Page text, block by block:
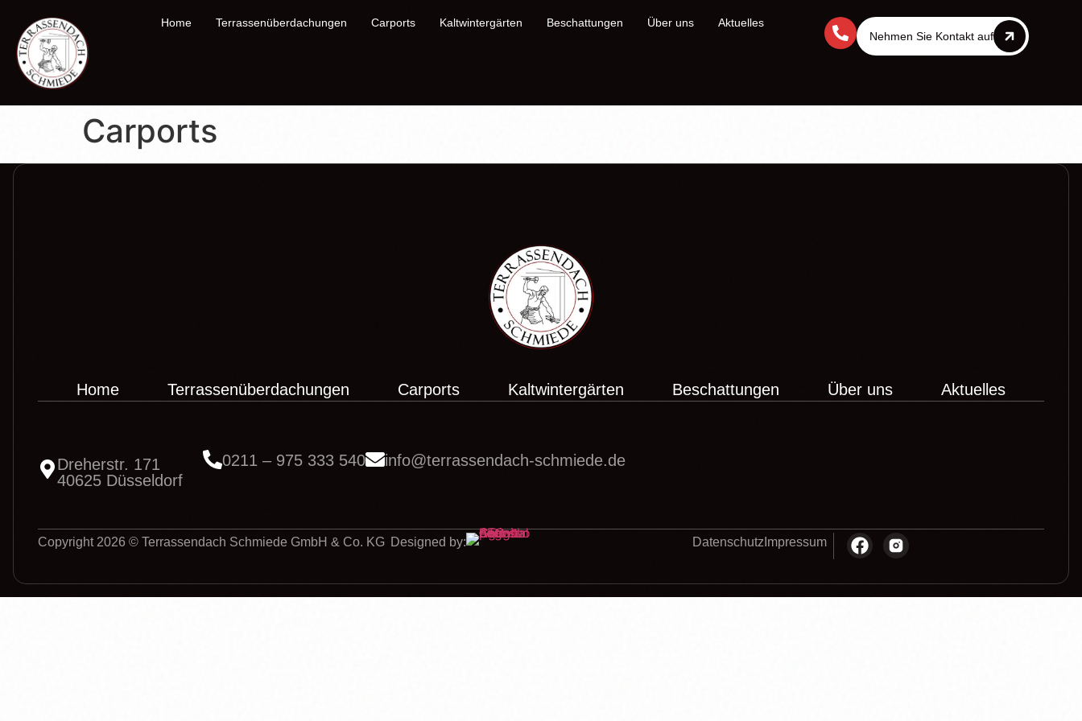
Home Terrassenüberdachungen Carports Kaltwintergärten Beschattungen Über uns
Aktuelles
Nehmen Sie Kontakt auf
Carports
Home Terrassenüberdachungen Carports Kaltwintergärten Beschattungen Über uns Aktuelles
Dreherstr. 171
40625 Düsseldorf
0211 – 975 333 540 info@terrassendach-schmiede.de
Copyright 2026 © Terrassendach Schmiede GmbH & Co. KG Designed by: Datenschutz Impressum